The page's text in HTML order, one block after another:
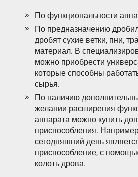
По функциональности
По предназначению
дробят сухие ветки, пни,
материал. В
можно приобрести
которые способны
сырья.
По наличию
желании расширения
аппарата можно купить
приспособления.
сегодняшний день
приспособление, с
колоть дрова.